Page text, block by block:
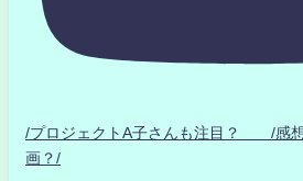
/プロジェクトA子さんも注目？ /感想
画？/